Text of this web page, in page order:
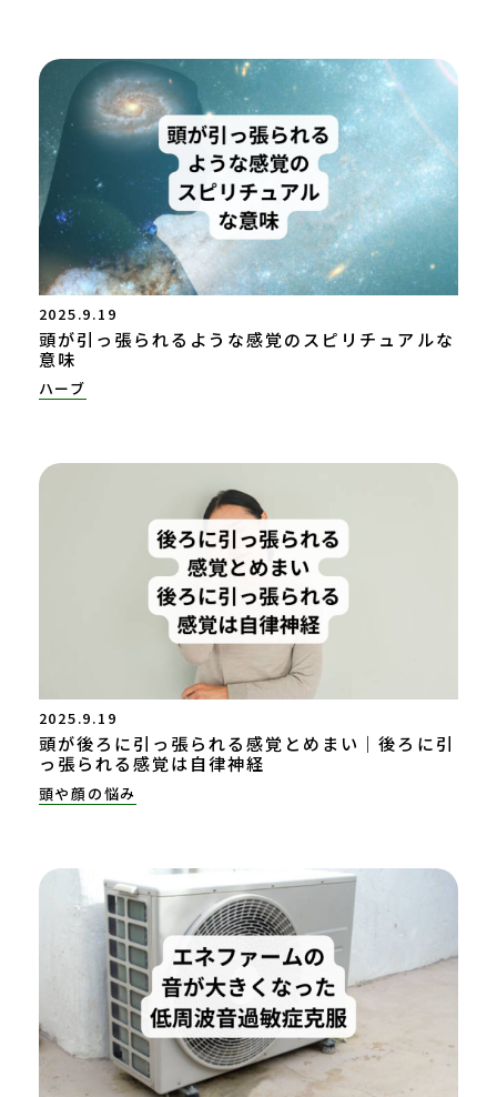
2025.9.19
頭が引っ張られるような感覚のスピリチュアルな
意味
ハーブ
2025.9.19
頭が後ろに引っ張られる感覚とめまい｜後ろに引
っ張られる感覚は自律神経
頭や顔の悩み